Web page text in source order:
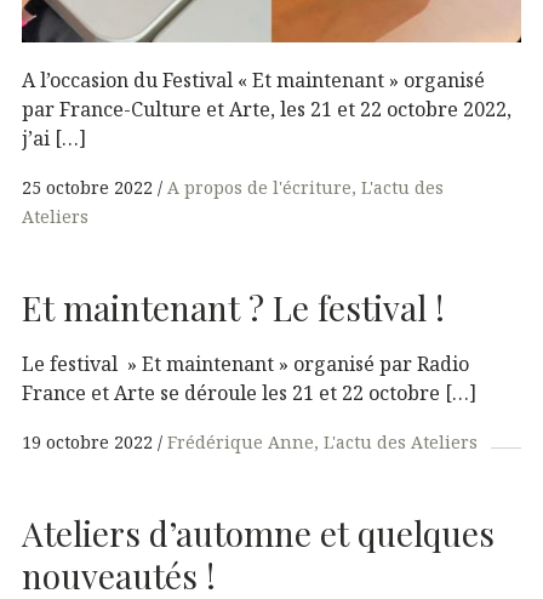
A l’occasion du Festival « Et maintenant » organisé
par France-Culture et Arte, les 21 et 22 octobre 2022,
j’ai […]
25 octobre 2022 A propos de l'écriture L'actu des
Ateliers
Et maintenant ? Le festival !
Le festival » Et maintenant » organisé par Radio
France et Arte se déroule les 21 et 22 octobre […]
19 octobre 2022 Frédérique Anne L'actu des Ateliers
Ateliers d’automne et quelques
nouveautés !